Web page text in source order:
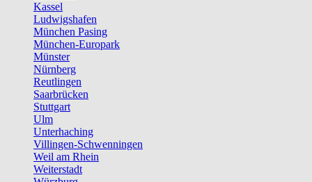
Kassel
Ludwigshafen
München Pasing
München-Europark
Münster
Nürnberg
Reutlingen
Saarbrücken
Stuttgart
Ulm
Unterhaching
Villingen-Schwenningen
Weil am Rhein
Weiterstadt